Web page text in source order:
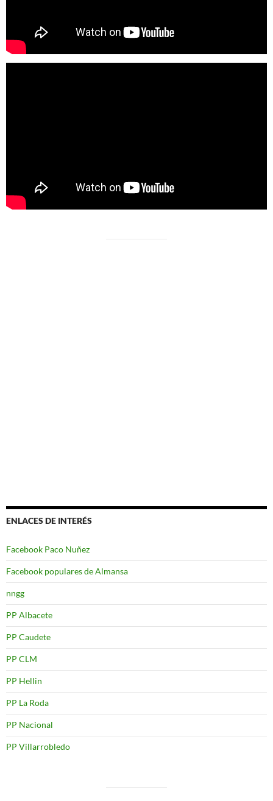
ENLACES DE INTERÉS
Facebook Paco Nuñez
Facebook populares de Almansa
nngg
PP Albacete
PP Caudete
PP CLM
PP Hellin
PP La Roda
PP Nacional
PP Villarrobledo